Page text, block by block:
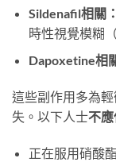
Sildenafil相關：
時性視覺模糊
Dapoxetine相
這些副作用多為
失。以下人士不應
正在服用硝酸